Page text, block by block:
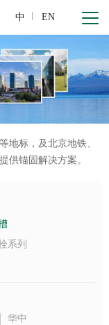
中 EN
地标，及北京地铁、
供锚固解决方案。
系列
华中